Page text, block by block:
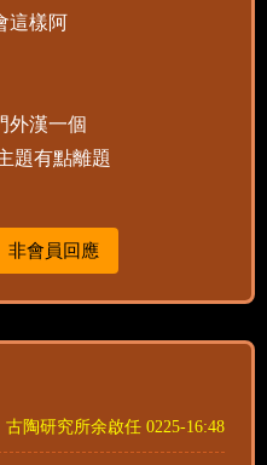
這樣阿
外漢一個
題有點離題
非會員回應
古陶研究所余啟任 0225-16:48